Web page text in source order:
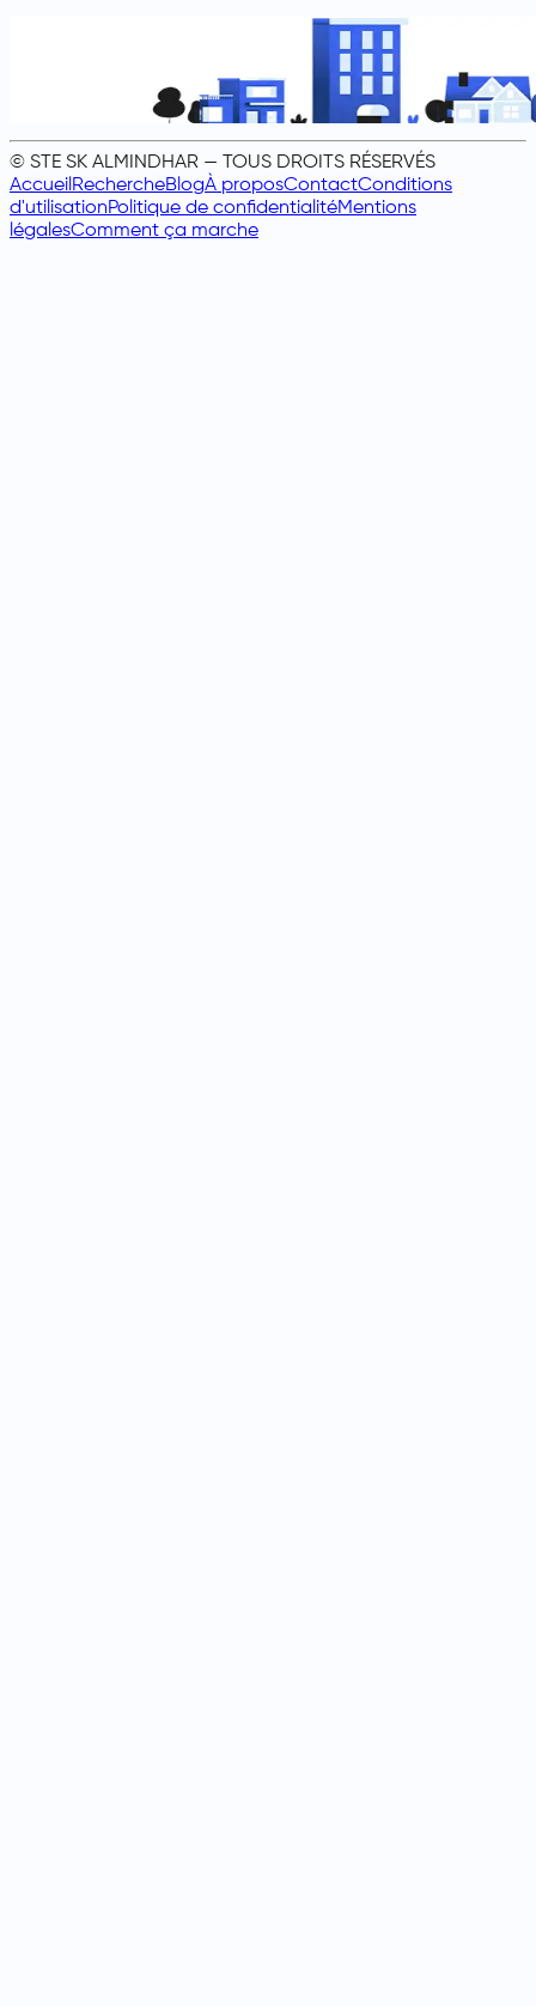
© STE SK ALMINDHAR — TOUS DROITS RÉSERVÉS
AccueilRechercheBlogÀ proposContactConditions
d'utilisationPolitique de confidentialitéMentions
légalesComment ça marche